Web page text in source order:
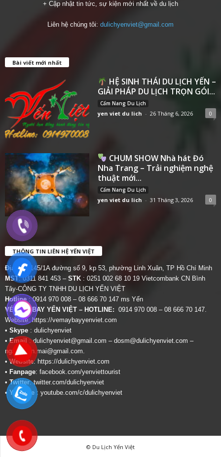
+ Cập nhật tin tức, sự kiện mới nhất về du lịch
Liên hệ chúng tôi: dulichyenviet@gmail.com
Bài viết mới nhất
HỆ SINH THÁI DU LỊCH YẾN –
GIẢI PHÁP DU LỊCH TRỌN GÓI...
Cẩm Nang Du Lịch
yen viet du lich - 26 Tháng 6, 2026 0
CHUM SHOW Nhà hát Đó
Nha Trang – Trải nghiệm nghệ
thuật mới...
Cẩm Nang Du Lịch
yen viet du lich - 31 Tháng 3, 2026 0
THÔNG TIN LIÊN HỆ YẾN VIỆT
Địa chỉ: 145/1A đường số 9, kp 53, phường Linh Xuân, TP Hồ Chí Minh
MST: 0311 841 453 – STK : 0251 002 68 10 19 Vietcombank CN Bình
Tây-CÔNG TY TNHH DU LỊCH YẾN VIỆT
Hotline : 0914 970 008 – 08 666 70 147 ms Yến
VÉ MÁY BAY YẾN VIỆT – HOTLINE: 0914 970 008 – 08 666 70 147.
Website:https://vemaybayyenviet.com
• Skype : dulichyenviet
• Email :dulichyenviet@gmail.com – dosm@dulichyenviet.com –
ngan.phan.mai@gmail.com
•Website: https://dulichyenviet.com
• Fanpage: facebook.com/yenviettourist
• Twitter:twitter.com/dulichyenviet
• Youtube : youtube.com/c/dulichyenviet
© Du Lịch Yến Việt